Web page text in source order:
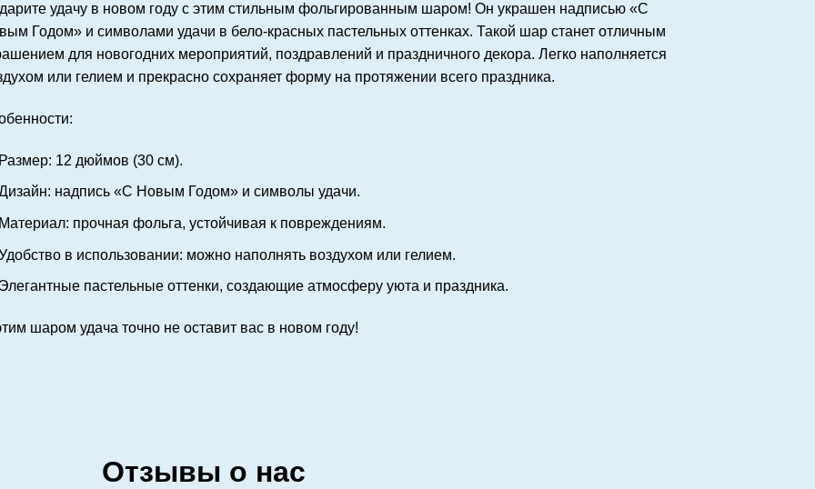
удачу в новом году с этим стильным фольгированным шаром! Он украшен надписью «С
Годом» и символами удачи в бело-красных пастельных оттенках. Такой шар станет отличным
для новогодних мероприятий, поздравлений и праздничного декора. Легко наполняется
или гелием и прекрасно сохраняет форму на протяжении всего праздника.
:
12 дюймов (30 см).
надпись «С Новым Годом» и символы удачи.
прочная фольга, устойчивая к повреждениям.
в использовании: можно наполнять воздухом или гелием.
пастельные оттенки, создающие атмосферу уюта и праздника.
шаром удача точно не оставит вас в новом году!
Отзывы о нас